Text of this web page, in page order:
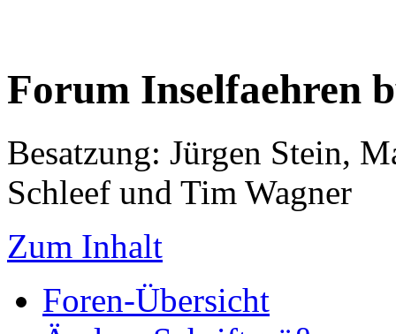
Forum Inselfaehren
Besatzung: Jürgen Stein,
Schleef und Tim Wagner
Zum Inhalt
Foren-Übersicht